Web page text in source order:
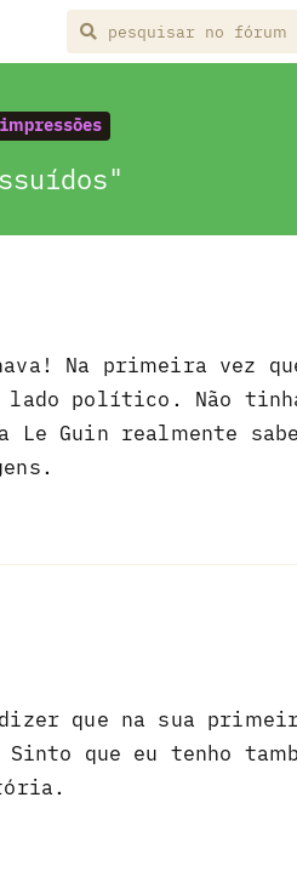
impressões
Na primeira vez
lado político. Não
Guin realmente sabe
que na sua
que eu tenho